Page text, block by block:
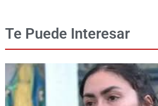
Te Puede Interesar